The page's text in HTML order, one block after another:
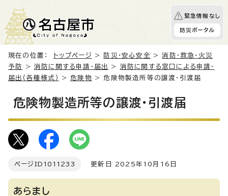
緊急情報なし
防災ポータル
現在の位置： トップページ > 防災・安心安全 >消防・救急・火災
予防
>消防に関する申請・届出 > 消防に関する窓口による申請・
届出（各種様式）
>危険物 > 危険物製造所等の譲渡・引渡届
危険物製造所等の譲渡・引渡届
ページID 1011233 更新日 2025年10月16日
あらまし